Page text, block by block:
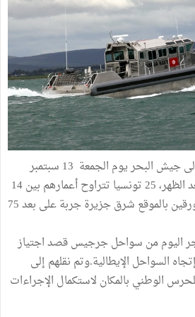
أنقذت وحدة بحرية تابعة إلى جيش البحر يوم الجمعة 13 سبتمبر
2018 على الساعة الثانية بعد الظهر، 25 تونسيا تتراوح أعمارهم بين 14
و 37 سنة كانوا على متن زورقين بالموقع شرق جزيرة جربة على بعد 75
اليوم من سواحل جرجيس قصد اجتياز
السواحل الإيطالية.وتم نقلهم إلى
الوطني بالمكان لاستكمال الإجراءات